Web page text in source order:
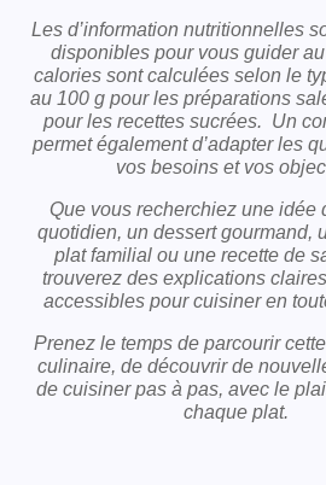
Les d’information nutritionnelles
disponibles pour vous guider
calories sont calculées selon le
au 100 g pour les préparations
pour les recettes sucrées. Un
permet également d’adapter les
vos besoins et vos
Que vous recherchiez une idée
quotidien, un dessert gourmand,
plat familial ou une recette de
trouverez des explications
accessibles pour cuisiner en
Prenez le temps de parcourir
culinaire, de découvrir de
de cuisiner pas à pas, avec le
chaque plat.